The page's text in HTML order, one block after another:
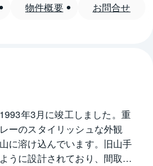
物件概要 お問合せ
年3月に竣工しました。重
ーのスタイリッシュな外観
に溶け込んでいます。旧山手
うに設計されており、間取り